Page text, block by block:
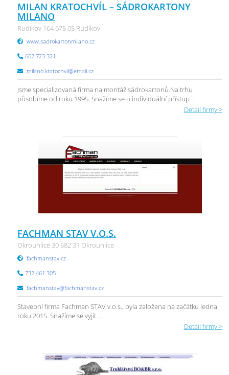
MILAN KRATOCHVÍL – SÁDROKARTONY
MILANO
Rudíkov 164 675 05 Rudíkov
www.sadrokartonmilano.cz
602 723 321
milano.kratochvil@email.cz
Jsme specializovaná firma na montáž sádrokartonů.Na trhu
působíme od roku 1995. Snažíme se o individuální přístup ...
Detail firmy >
FACHMAN STAV V.O.S.
Okrouhlice 30 582 31 Okrouhlice
fachmanstav.cz
732 461 305
fachmanstav@fachmanstav.cz
Stavební firma Fachman STAV v.o.s., byla založena na začátku ledna
roku 2015. Snažíme se vyjít ...
Detail firmy >